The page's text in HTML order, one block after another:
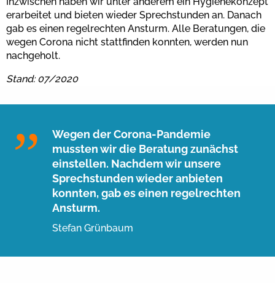
erarbeitet und bieten wieder Sprechstunden an. Danach
gab es einen regelrechten Ansturm. Alle Beratungen, die
wegen Corona nicht stattfinden konnten, werden nun
nachgeholt.
Stand: 07/2020
Wegen der Corona-Pandemie
mussten wir die Beratung zunächst
einstellen. Nachdem wir unsere
Sprechstunden wieder anbieten
konnten, gab es einen regelrechten
Ansturm.
Stefan Grünbaum